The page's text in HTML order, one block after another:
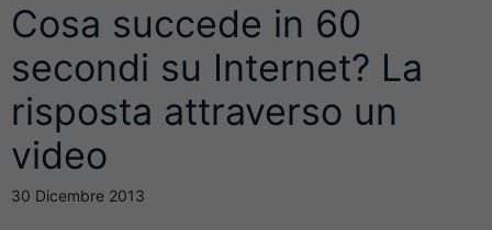
Cosa succede in 60
secondi su Internet? La
risposta attraverso un
video
30 Dicembre 2013